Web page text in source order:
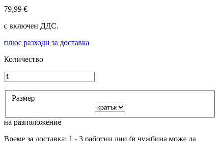
79,99 €
с включен ДДС.
плюс разходи за доставка
Количество
Размер
на разположение
Време за доставка: 1 - 3 работни дни (в чужбина може да